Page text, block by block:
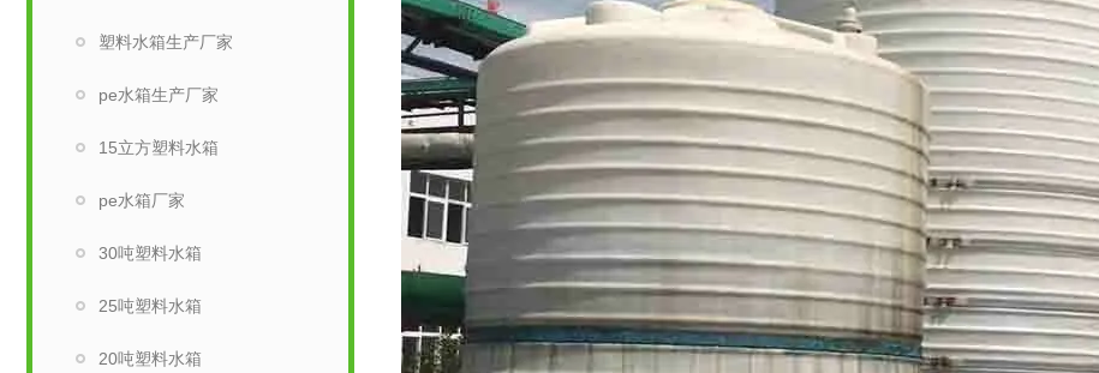
塑料水箱生产厂家
pe水箱生产厂家
15立方塑料水箱
pe水箱厂家
30吨塑料水箱
25吨塑料水箱
20吨塑料水箱